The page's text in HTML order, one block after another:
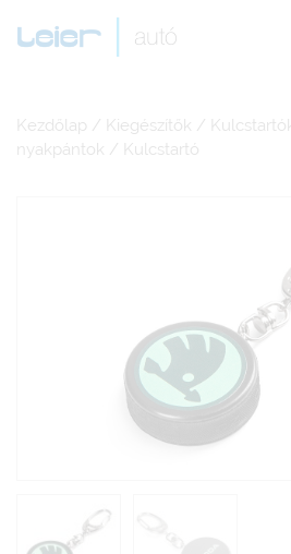
Kezdőlap / Kiegészítők /
nyakpántok / Kulcstartó